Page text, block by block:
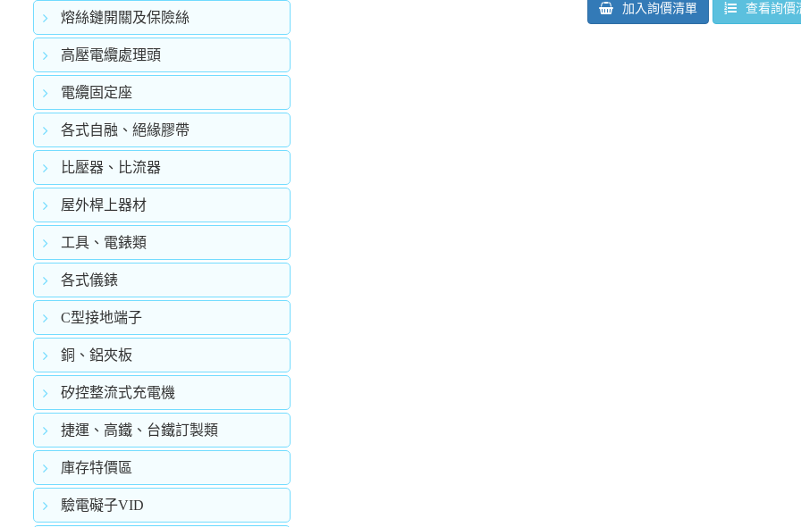
熔絲鏈開關及保險絲
高壓電纜處理頭
電纜固定座
各式自融、絕緣膠帶
比壓器、比流器
屋外桿上器材
工具、電錶類
各式儀錶
C型接地端子
銅、鋁夾板
矽控整流式充電機
捷運、高鐵、台鐵訂製類
庫存特價區
驗電礙子VID
加入詢價清單 查看詢價